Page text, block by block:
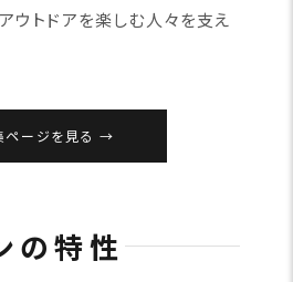
ウトドアを楽しむ人々を支え
ページを見る
の特性